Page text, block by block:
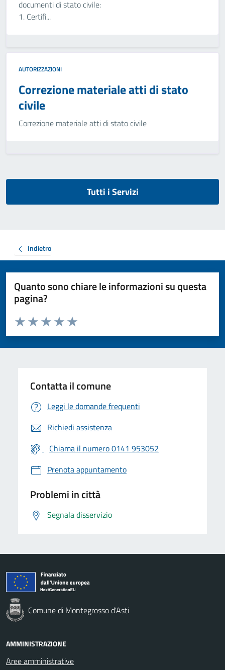
documenti di stato civile:
1. Certifi...
AUTORIZZAZIONI
Correzione materiale atti di stato
civile
Correzione materiale atti di stato civile
Tutti i Servizi
Indietro
Quanto sono chiare le informazioni su questa
pagina?
Valuta da 1 a 5 stelle la pagina
Valuta 5 stelle su 5
Valuta 4 stelle su 5
Valuta 3 stelle su 5
Valuta 2 stelle su 5
Valuta 1 stelle su 5
Contatta il comune
Leggi le domande frequenti
Richiedi assistenza
Chiama il numero 0141 953052
Prenota appuntamento
Problemi in città
Segnala disservizio
Comune di Montegrosso d'Asti
AMMINISTRAZIONE
Aree amministrative